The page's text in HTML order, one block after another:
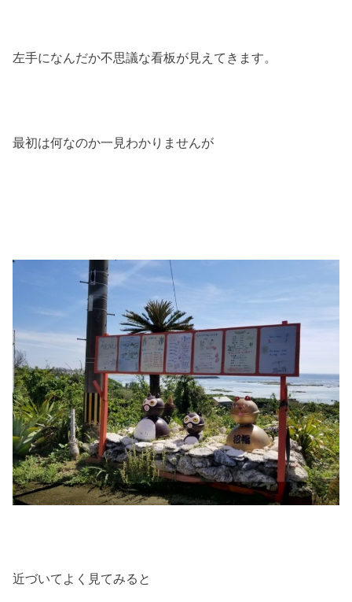
左手になんだか不思議な看板が見えてきます。
最初は何なのか一見わかりませんが
近づいてよく見てみると